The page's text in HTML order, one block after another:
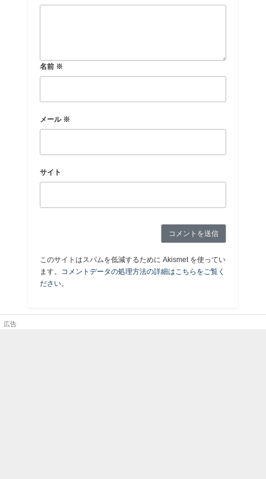
名前 ※
メール ※
サイト
このサイトはスパムを低減するために Akismet を使ってい
ます。 コメントデータの処理方法の詳細はこちらをご覧く
ださい。